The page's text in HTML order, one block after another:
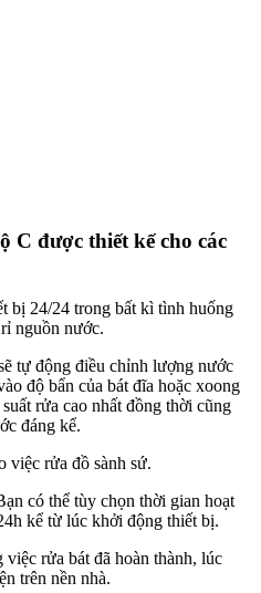
C được thiết kế cho các
bị 24/24 trong bất kì tình huống
nguồn nước.
tự động điều chỉnh lượng nước
độ bẩn của bát đĩa hoặc xoong
rửa cao nhất đồng thời cũng
đáng kể.
việc rửa đồ sành sứ.
có thể tùy chọn thời gian hoạt
kể từ lúc khởi động thiết bị.
rửa bát đã hoàn thành, lúc
trên nền nhà.